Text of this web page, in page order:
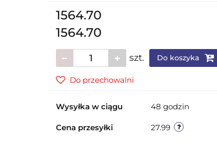
1564.70
1564.70
szt. Do koszyka
Do przechowalni
Wysyłka w ciągu 48 godzin
Cena przesyłki 27.99